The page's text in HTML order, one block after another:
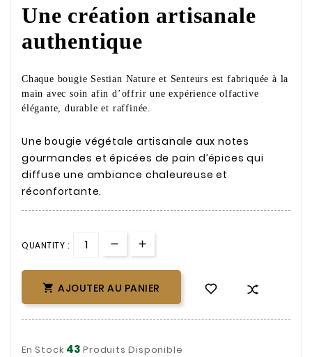
Une création artisanale
authentique
Chaque bougie Sestian Nature et Senteurs est fabriquée à la
main avec soin afin d’offrir une expérience olfactive
élégante, durable et raffinée.
Une bougie végétale artisanale aux notes
gourmandes et épicées de pain d’épices qui
diffuse une ambiance chaleureuse et
réconfortante.
QUANTITY :
 AJOUTER AU PANIER
En Stock 43Produits Disponible